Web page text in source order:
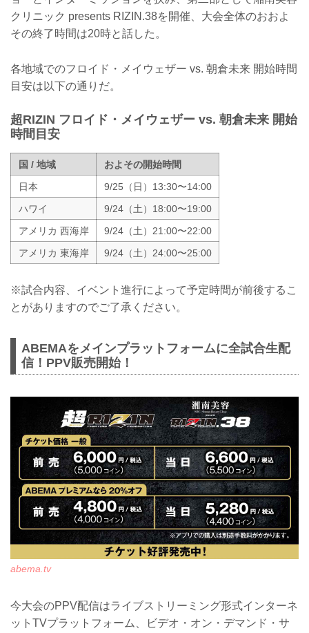
クリニック presents RIZIN.38を開催、大会全体のおおよ
その終了時間は20時と話した。
各地域でのフロイド・メイウェザー vs. 朝倉未来 開始時間
目安は以下の通りだ。
超RIZIN フロイド・メイウェザー vs. 朝倉未来 開始
時間目安
国 / 地域
およその開始時間
日本
9/25（日）13:30〜14:00
ハワイ
9/24（土）18:00〜19:00
アメリカ 西海岸
9/24（土）21:00〜22:00
アメリカ 東海岸
9/24（土）24:00〜25:00
※試合内容、イベント進行によって予定時間が前後するこ
とがありますのでご了承ください。
ABEMAをメインプラットフォームに全試合生配
信！PPV販売開始！
abema.tv
今大会のPPV配信はライブストリーミング形式インターネ
ットTVプラットフォーム、ビデオ・オン・デマンド・サ